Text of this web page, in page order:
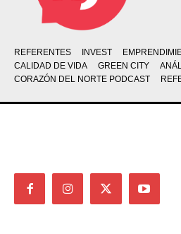
REFERENTES INVEST
CALIDAD DE VIDA
GREEN CITY
CORAZÓN DEL NORTE PODCAST